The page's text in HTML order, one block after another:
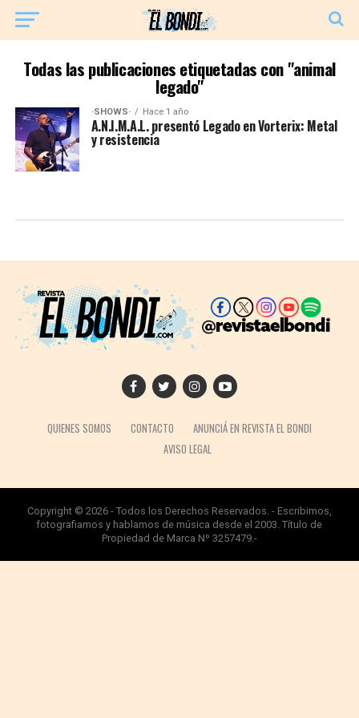
Todas las publicaciones etiquetadas con "animal
legado"
·SHOWS· Hace 1 año
A.N.I.M.A.L. presentó Legado en Vorterix: Metal
y resistencia
QUIENES SOMOS CONTACTO
ANUNCIÁ EN REVISTA EL BONDI
AVISO LEGAL
Copyright © 2026 - Todos los Derechos Reservados. - Escribimos,
fotografiamos y hablamos de música desde el 2003. Título de
Propiedad de Marca Nº 3257479.-